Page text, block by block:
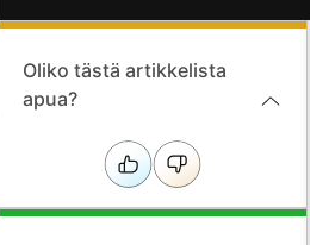
Oliko tästä artikkelista
apua?